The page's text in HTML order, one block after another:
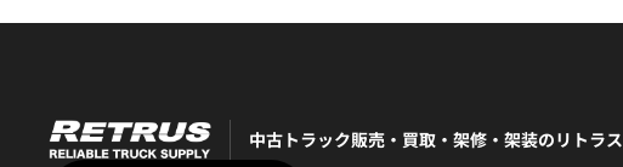
中古トラック販売・買取・架修・架装のリトラス